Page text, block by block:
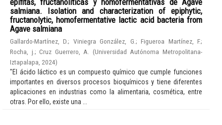
salmiana. Isolation and characterization of epiphytic,
fructanolytic, homofermentative lactic acid bacteria from
Agave salmiana
Gallardo-Martínez, D.; Viniegra González, G. ;Figueroa Martínez, F.;
Rocha, j. ;Cruz Guerrero, A. (Universidad Autónoma Metropolitana-
Iztapalapa 2024)
"El ácido láctico es un compuesto químico que cumple funciones
importantes en diversos procesos bioquímicos y tiene diferentes
aplicaciones en industrias como la alimentaria, cosmética, entre
otras. Por ello, existe una ...